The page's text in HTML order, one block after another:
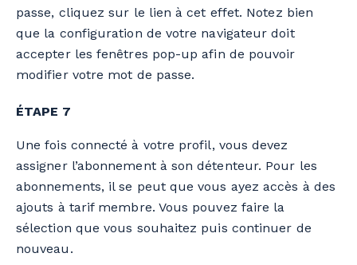
passe, cliquez sur le lien à cet effet. Notez bien
que la configuration de votre navigateur doit
accepter les fenêtres pop-up afin de pouvoir
modifier votre mot de passe.
ÉTAPE 7
Une fois connecté à votre profil, vous devez
assigner l’abonnement à son détenteur. Pour les
abonnements, il se peut que vous ayez accès à des
ajouts à tarif membre. Vous pouvez faire la
sélection que vous souhaitez puis continuer de
nouveau.